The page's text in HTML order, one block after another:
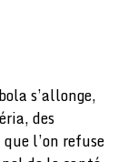
s’allonge,
des
l’on refuse